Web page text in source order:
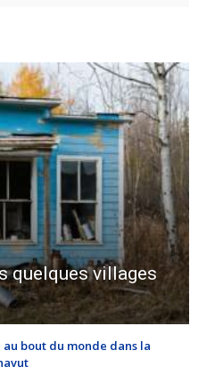
quelques villages
bout du monde dans la